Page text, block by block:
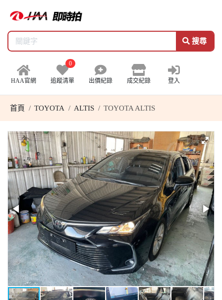
搜尋
HAA官網
0
追蹤清單 出價紀錄 成交紀錄 登入
首頁 TOYOTA ALTIS TOYOTA ALTIS